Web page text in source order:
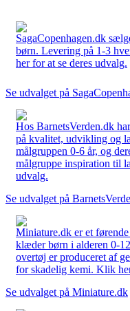
SagaCopenhagen.dk
børn. Levering på 1-3
her for at se deres udvalg.
Se udvalget på
Hos BarnetsVerden.dk
på kvalitet, udvikling og
målgruppen 0-6 år, og
målgruppe inspiration til
udvalg.
Se udvalget på
Miniature.dk er et
klæder børn i alderen 0-
overtøj er produceret af
for skadelig kemi. Klik
Se udvalget på Miniature.dk